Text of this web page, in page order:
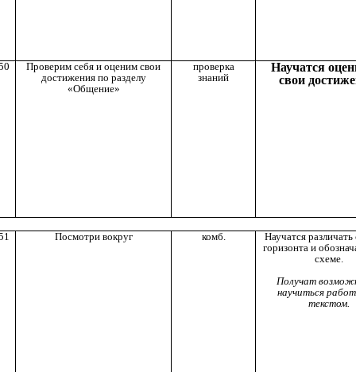
Проверим себя и оценим свои
достижения по разделу
«Общение»
проверка
знаний
Научатся
свои
Посмотри вокруг комб.
Научатся
горизонта и
схеме.
Получат
научиться
текстом.